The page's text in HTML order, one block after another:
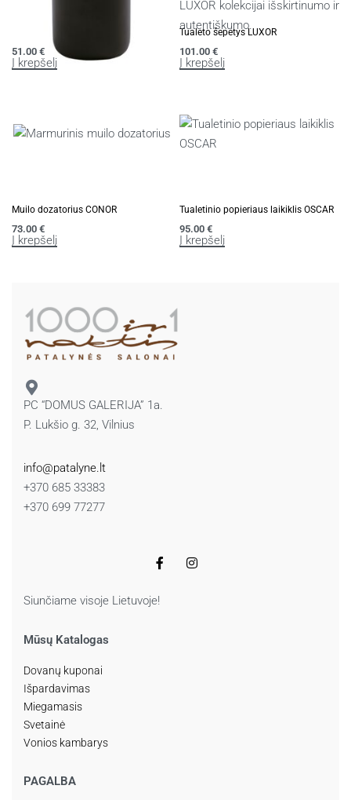
51.00 €
Į krepšelį
Tualeto šepetys LUXOR
101.00 €
Į krepšelį
Muilo dozatorius CONOR
73.00 €
Į krepšelį
Tualetinio popieriaus laikiklis OSCAR
95.00 €
Į krepšelį
PC “DOMUS GALERIJA” 1a.
P. Lukšio g. 32, Vilnius
info@patalyne.lt
+370 685 33383
+370 699 77277
Siunčiame visoje Lietuvoje!
Mūsų Katalogas
Dovanų kuponai
Išpardavimas
Miegamasis
Svetainė
Vonios kambarys
PAGALBA